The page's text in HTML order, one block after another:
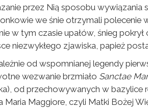
przez Nią sposobu wywiązania
we śnie otrzymali
w tym czasie upałów, śnieg
niezwykłego zjawiska, papież
od wspomnianej legendy
wezwanie brzmiało Sanctae
od przechowywanych w bazylice
Maria Maggiore, czyli Matki Bożej